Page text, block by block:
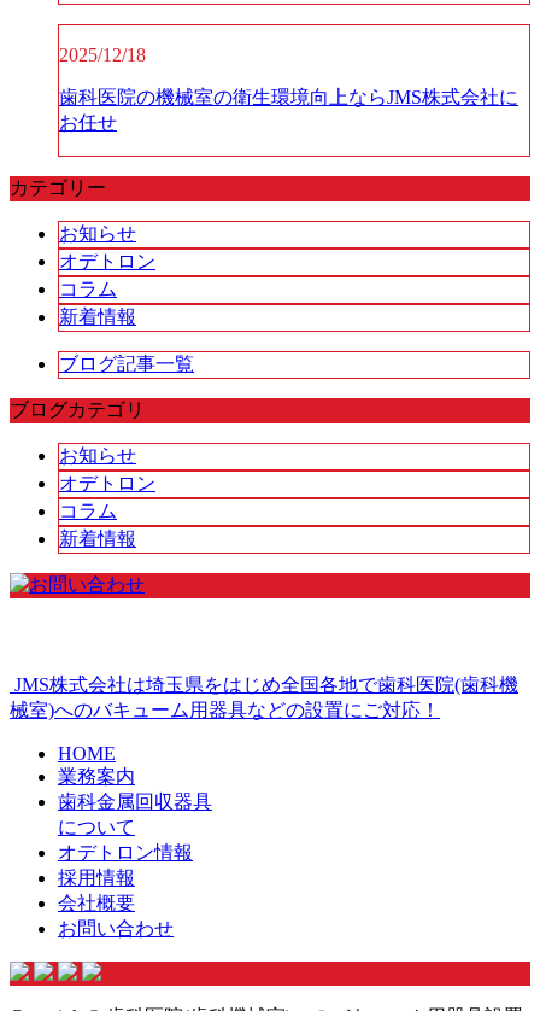
2025/12/18
歯科医院の機械室の衛生環境向上ならJMS株式会社に
お任せ
カテゴリー
お知らせ
オデトロン
コラム
新着情報
ブログ記事一覧
ブログカテゴリ
お知らせ
オデトロン
コラム
新着情報
JMS株式会社は埼玉県をはじめ全国各地で歯科医院(歯科機
械室)へのバキューム用器具などの設置にご対応！
HOME
業務案内
歯科金属回収器具
について
オデトロン情報
採用情報
会社概要
お問い合わせ